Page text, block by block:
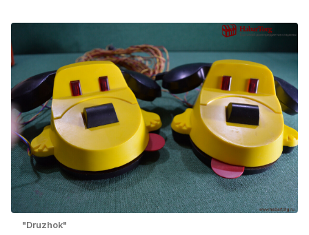
"Druzhok"